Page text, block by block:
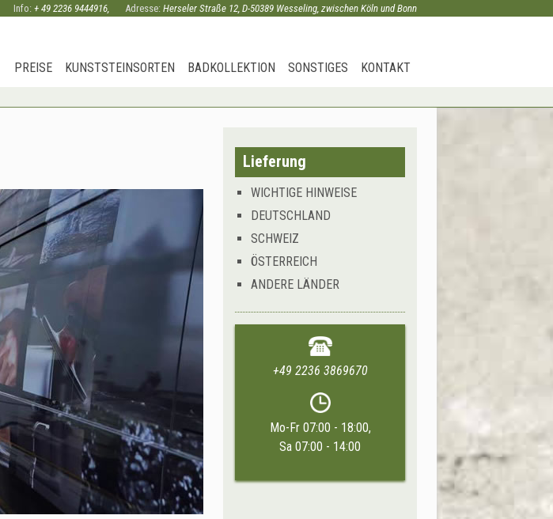
Adresse: Herseler Straße 12, D-50389 Wesseling, zwischen Köln und Bonn
Info: + 49 2236 9444916,
PREISE KUNSTSTEINSORTEN BADKOLLEKTION SONSTIGES KONTAKT
Lieferung
WICHTIGE HINWEISE
DEUTSCHLAND
SCHWEIZ
ÖSTERREICH
ANDERE LÄNDER
+49 2236 3869670
Mo-Fr 07:00 - 18:00,
Sa 07:00 - 14:00